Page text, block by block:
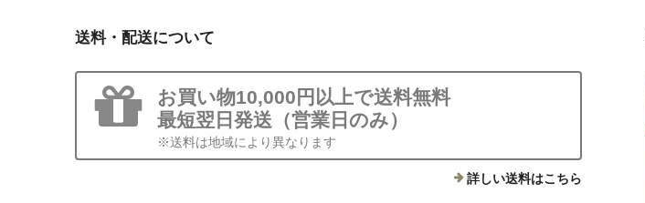
送料・配送について
お買い物10,000円以上で送料無料
最短翌日発送（営業日のみ）
※送料は地域により異なります
詳しい送料はこちら